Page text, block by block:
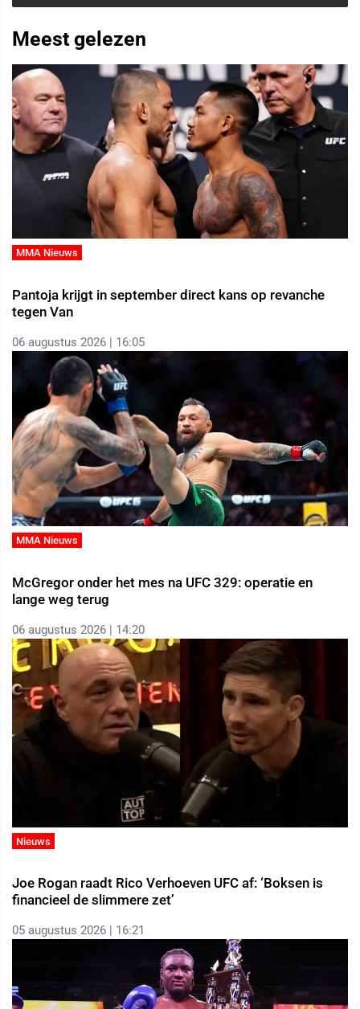
Meest gelezen
MMA Nieuws
Pantoja krijgt in september direct kans op revanche
tegen Van
06 augustus 2026 | 16:05
MMA Nieuws
McGregor onder het mes na UFC 329: operatie en
lange weg terug
06 augustus 2026 | 14:20
Nieuws
Joe Rogan raadt Rico Verhoeven UFC af: ‘Boksen is
financieel de slimmere zet’
05 augustus 2026 | 16:21